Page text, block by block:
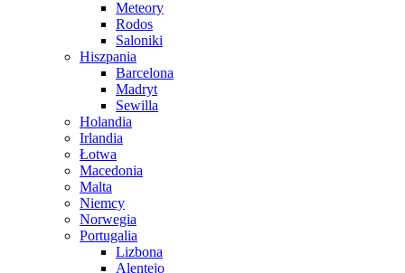
Meteory
Rodos
Saloniki
Hiszpania
Barcelona
Madryt
Sewilla
Holandia
Irlandia
Łotwa
Macedonia
Malta
Niemcy
Norwegia
Portugalia
Lizbona
Alentejo